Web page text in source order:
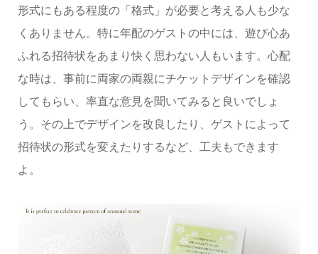
形式にもある程度の「格式」が必要と考える人も少な
くありません。特に年配のゲストの中には、遊び心あ
ふれる招待状をあまり快く思わない人もいます。心配
な時は、事前に両家の両親にチケットデザインを確認
してもらい、率直な意見を聞いてみると良いでしょ
う。その上でデザインを改良したり、ゲストによって
招待状の形式を変えたりするなど、工夫もできます
よ。